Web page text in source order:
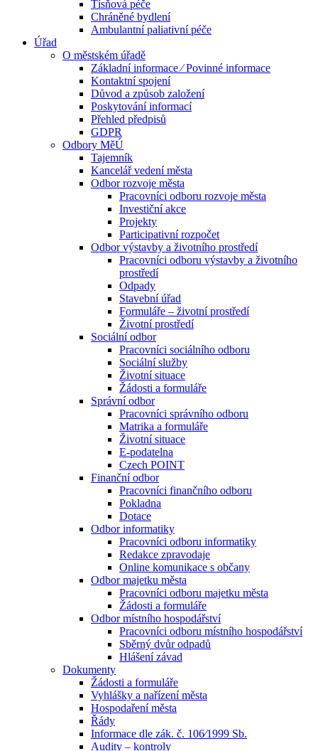
Tísňová péče
Chráněné bydlení
Ambulantní paliativní péče
Úřad
O městském úřadě
Základní informace ⁄ Povinné informace
Kontaktní spojení
Důvod a způsob založení
Poskytování informací
Přehled předpisů
GDPR
Odbory MěÚ
Tajemník
Kancelář vedení města
Odbor rozvoje města
Pracovníci odboru rozvoje města
Investiční akce
Projekty
Participativní rozpočet
Odbor výstavby a životního prostředí
Pracovníci odboru výstavby a životního
prostředí
Odpady
Stavební úřad
Formuláře – životní prostředí
Životní prostředí
Sociální odbor
Pracovníci sociálního odboru
Sociální služby
Životní situace
Žádosti a formuláře
Správní odbor
Pracovníci správního odboru
Matrika a formuláře
Životní situace
E-podatelna
Czech POINT
Finanční odbor
Pracovníci finančního odboru
Pokladna
Dotace
Odbor informatiky
Pracovníci odboru informatiky
Redakce zpravodaje
Online komunikace s občany
Odbor majetku města
Pracovníci odboru majetku města
Žádosti a formuláře
Odbor místního hospodářství
Pracovníci odboru místního hospodářství
Sběrný dvůr odpadů
Hlášení závad
Dokumenty
Žádosti a formuláře
Vyhlášky a nařízení města
Hospodaření města
Řády
Informace dle zák. č. 106⁄1999 Sb.
Audity – kontroly